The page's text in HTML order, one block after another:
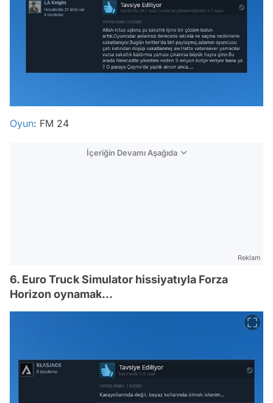
Oyun: FM 24
İçeriğin Devamı Aşağıda
Reklam
6. Euro Truck Simulator hissiyatıyla Forza
Horizon oynamak...